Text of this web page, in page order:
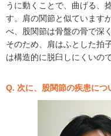
うに動くことで、曲げる、
す。肩の関節と似ています
べ、股関節は骨盤の骨で深
そのため、肩はふとした拍
は構造的に脱臼しにくいので
Q. 次に、股関節の疾患につ